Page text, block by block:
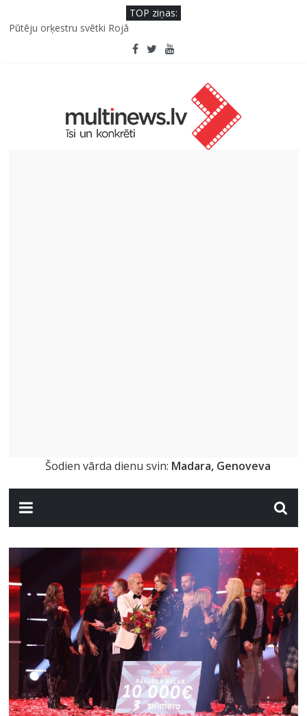
TOP ziņas:
Pūtēju orķestru svētki Rojā
Viens klikšķis līdz maksājumam vai viens mirklis līdz krāpšanai?
Kā neuzkāpt uz tiem pašiem grābekļiem: 5 iespējamās kļūdas
Šefpavārs iesaka, kā gudri un izdevīgi izmantot kabačus no
5 svarīgi soļi, lai bērns skolā atgrieztos vesels un gatavs
Šodien vārda dienu svin: Madara, Genoveva